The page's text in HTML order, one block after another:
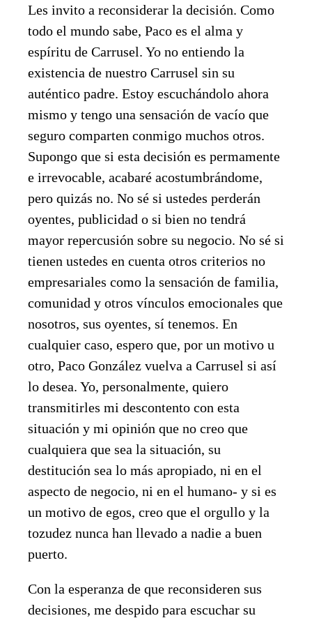
Les invito a reconsiderar la decisión. Como
todo el mundo sabe, Paco es el alma y
espíritu de Carrusel. Yo no entiendo la
existencia de nuestro Carrusel sin su
auténtico padre. Estoy escuchándolo ahora
mismo y tengo una sensación de vacío que
seguro comparten conmigo muchos otros.
Supongo que si esta decisión es permamente
e irrevocable, acabaré acostumbrándome,
pero quizás no. No sé si ustedes perderán
oyentes, publicidad o si bien no tendrá
mayor repercusión sobre su negocio. No sé si
tienen ustedes en cuenta otros criterios no
empresariales como la sensación de familia,
comunidad y otros vínculos emocionales que
nosotros, sus oyentes, sí tenemos. En
cualquier caso, espero que, por un motivo u
otro, Paco González vuelva a Carrusel si así
lo desea. Yo, personalmente, quiero
transmitirles mi descontento con esta
situación y mi opinión que no creo que
cualquiera que sea la situación, su
destitución sea lo más apropiado, ni en el
aspecto de negocio, ni en el humano- y si es
un motivo de egos, creo que el orgullo y la
tozudez nunca han llevado a nadie a buen
puerto.
Con la esperanza de que reconsideren sus
decisiones, me despido para escuchar su